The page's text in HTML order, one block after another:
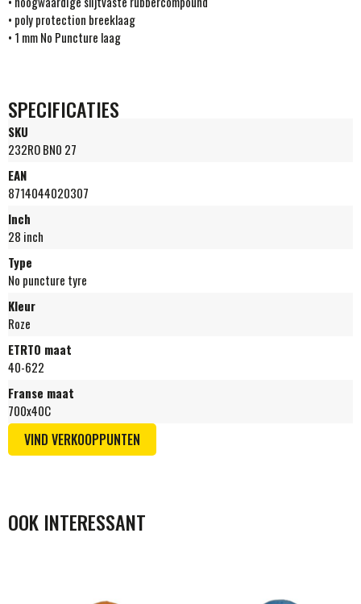
• poly protection breeklaag
• 1 mm No Puncture laag
SPECIFICATIES
SKU
232RO BN0 27
EAN
8714044020307
Inch
28 inch
Type
No puncture tyre
Kleur
Roze
ETRTO maat
40-622
Franse maat
700x40C
VIND VERKOOPPUNTEN
OOK INTERESSANT